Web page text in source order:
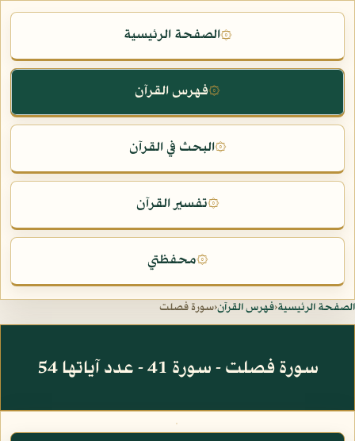
۞الصفحة الرئيسية
۞فهرس القرآن
۞البحث في القرآن
۞تفسير القرآن
۞محفظتي
الصفحة الرئيسية‹فهرس القرآن‹سورة فصلت
سورة فصلت - سورة 41 - عدد آياتها 54